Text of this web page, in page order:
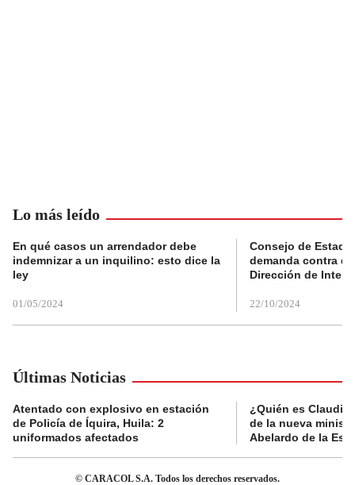
Lo más leído
En qué casos un arrendador debe
indemnizar a un inquilino: esto dice la
ley
01/05/2024
Consejo de
demanda contra
Dirección de
22/10/2024
Últimas Noticias
Atentado con explosivo en estación
de Policía de Íquira, Huila: 2
uniformados afectados
¿Quién es Claudia
de la nueva
Abelardo de la
© CARACOL S.A. Todos los derechos reservados.